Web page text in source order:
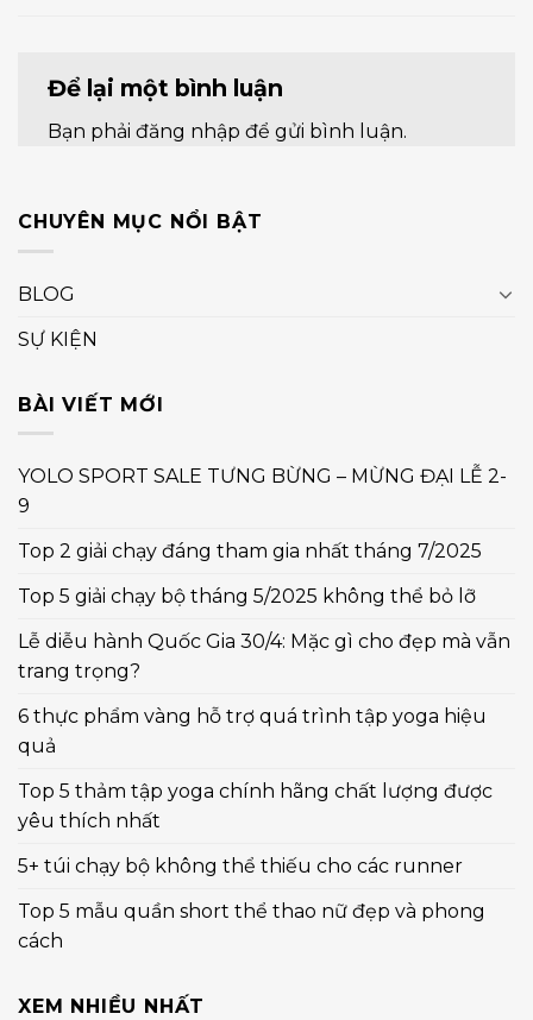
Để lại một bình luận
Bạn phải đăng nhập để gửi bình luận.
CHUYÊN MỤC NỔI BẬT
BLOG
SỰ KIỆN
BÀI VIẾT MỚI
YOLO SPORT SALE TƯNG BỪNG – MỪNG ĐẠI LỄ 2-
9
Top 2 giải chạy đáng tham gia nhất tháng 7/2025
Top 5 giải chạy bộ tháng 5/2025 không thể bỏ lỡ
Lễ diễu hành Quốc Gia 30/4: Mặc gì cho đẹp mà vẫn
trang trọng?
6 thực phẩm vàng hỗ trợ quá trình tập yoga hiệu
quả
Top 5 thảm tập yoga chính hãng chất lượng được
yêu thích nhất
5+ túi chạy bộ không thể thiếu cho các runner
Top 5 mẫu quần short thể thao nữ đẹp và phong
cách
XEM NHIỀU NHẤT